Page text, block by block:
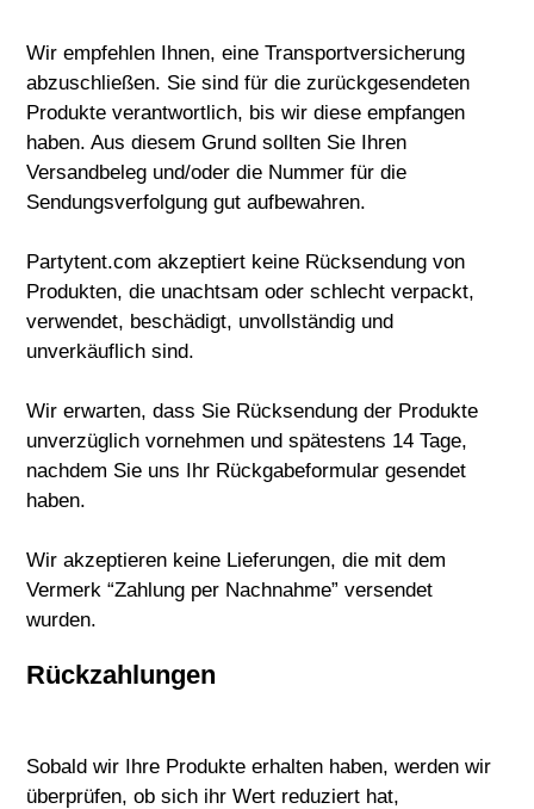
Wir empfehlen Ihnen, eine Transportversicherung
abzuschließen. Sie sind für die zurückgesendeten
Produkte verantwortlich, bis wir diese empfangen
haben. Aus diesem Grund sollten Sie Ihren
Versandbeleg und/oder die Nummer für die
Sendungsverfolgung gut aufbewahren.
Partytent.com akzeptiert keine Rücksendung von
Produkten, die unachtsam oder schlecht verpackt,
verwendet, beschädigt, unvollständig und
unverkäuflich sind.
Wir erwarten, dass Sie Rücksendung der Produkte
unverzüglich vornehmen und spätestens 14 Tage,
nachdem Sie uns Ihr Rückgabeformular gesendet
haben.
Wir akzeptieren keine Lieferungen, die mit dem
Vermerk “Zahlung per Nachnahme” versendet
wurden.
Rückzahlungen
Sobald wir Ihre Produkte erhalten haben, werden wir
überprüfen, ob sich ihr Wert reduziert hat,